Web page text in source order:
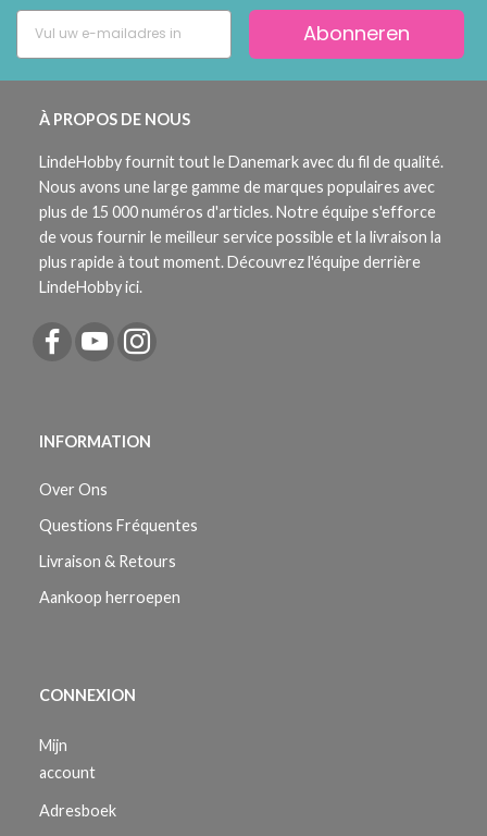
Abonneren
À PROPOS DE NOUS
LindeHobby fournit tout le Danemark avec du fil de qualité.
Nous avons une large gamme de marques populaires avec
plus de 15 000 numéros d'articles. Notre équipe s'efforce
de vous fournir le meilleur service possible et la livraison la
plus rapide à tout moment. Découvrez l'équipe derrière
LindeHobby ici.
INFORMATION
Over Ons
Questions Fréquentes
Livraison & Retours
Aankoop herroepen
CONNEXION
Mijn
account
Adresboek